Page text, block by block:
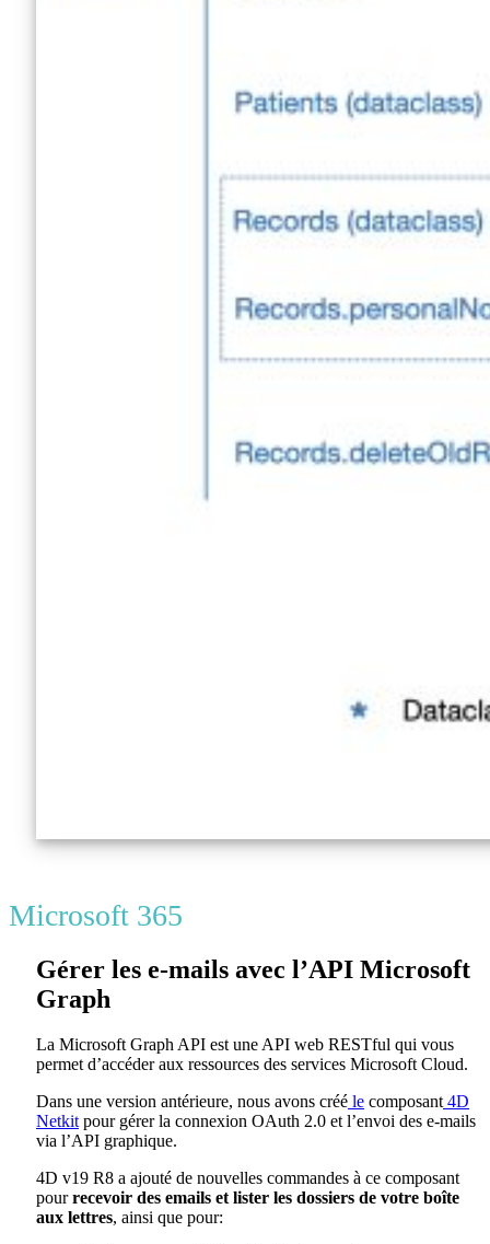
Microsoft 365
Gérer les e-mails avec l’API Microsoft
Graph
La Microsoft Graph API est une API web RESTful qui vous
permet d’accéder aux ressources des services Microsoft Cloud.
Dans une version antérieure, nous avons créé le composant4D
Netkitpour gérer la connexion OAuth 2.0 et l’envoi des e-mails
via l’API graphique.
4D v19 R8 a ajouté de nouvelles commandes à ce composant
pourrecevoir des emails et lister les dossiers de votre boîte
aux lettres, ainsi que pour: